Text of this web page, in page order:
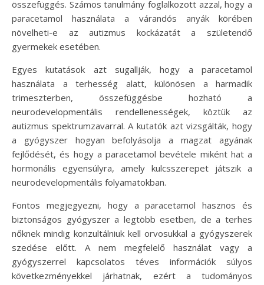
összefüggés. Számos tanulmány foglalkozott azzal, hogy a
paracetamol használata a várandós anyák körében
növelheti-e az autizmus kockázatát a születendő
gyermekek esetében.
Egyes kutatások azt sugallják, hogy a paracetamol
használata a terhesség alatt, különösen a harmadik
trimeszterben, összefüggésbe hozható a
neurodevelopmentális rendellenességek, köztük az
autizmus spektrumzavarral. A kutatók azt vizsgálták, hogy
a gyógyszer hogyan befolyásolja a magzat agyának
fejlődését, és hogy a paracetamol bevétele miként hat a
hormonális egyensúlyra, amely kulcsszerepet játszik a
neurodevelopmentális folyamatokban.
Fontos megjegyezni, hogy a paracetamol hasznos és
biztonságos gyógyszer a legtöbb esetben, de a terhes
nőknek mindig konzultálniuk kell orvosukkal a gyógyszerek
szedése előtt. A nem megfelelő használat vagy a
gyógyszerrel kapcsolatos téves információk súlyos
következményekkel járhatnak, ezért a tudományos